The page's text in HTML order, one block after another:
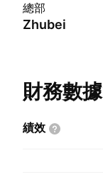
總部
Zhubei
財務數據
績效